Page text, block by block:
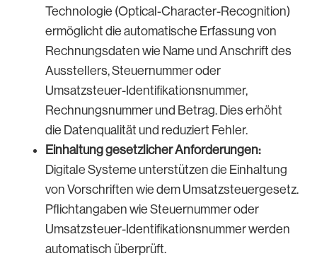
Technologie (Optical-Character-Recognition)
ermöglicht die automatische Erfassung von
Rechnungsdaten wie Name und Anschrift des
Ausstellers, Steuernummer oder
Umsatzsteuer-Identifikationsnummer,
Rechnungsnummer und Betrag. Dies erhöht
die Datenqualität und reduziert Fehler.
Einhaltung gesetzlicher Anforderungen:
Digitale Systeme unterstützen die Einhaltung
von Vorschriften wie dem Umsatzsteuergesetz.
Pflichtangaben wie Steuernummer oder
Umsatzsteuer-Identifikationsnummer werden
automatisch überprüft.